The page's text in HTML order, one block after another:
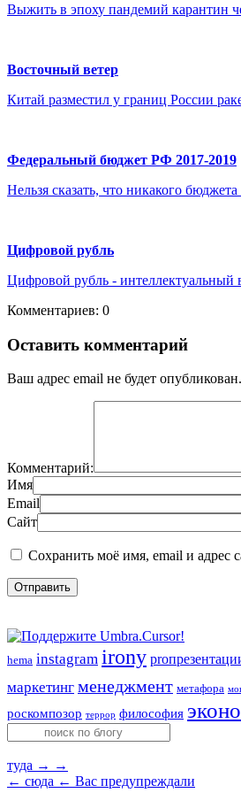
Выжить в эпоху пандемий карантин
Восточный ветер
Китай разместил у границ России
Федеральный бюджет РФ 2017-2019
Нельзя сказать, что никакого
Цифровой рубль
Цифровой рубль -
Комментариев: 0
Оставить комментарий
Ваш адрес email не будет опубликован.
Комментарий:
Имя
Email
Сайт
Сохранить моё имя, email и адрес
hema instagram irony
маркетинг менеджмент метафора
роскомпозор террор философия
туда → →
← сюда ← Вас предупреждали